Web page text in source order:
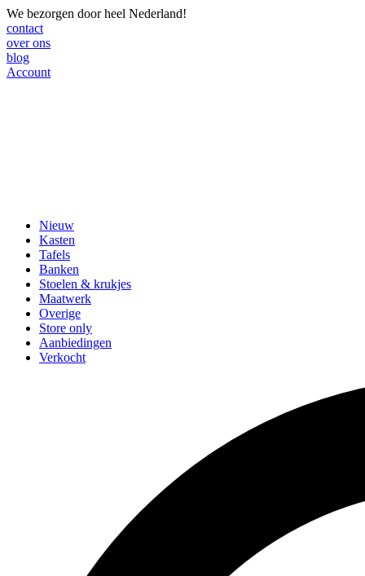
We bezorgen door heel Nederland!
contact
over ons
blog
Account
Nieuw
Kasten
Tafels
Banken
Stoelen & krukjes
Maatwerk
Overige
Store only
Aanbiedingen
Verkocht